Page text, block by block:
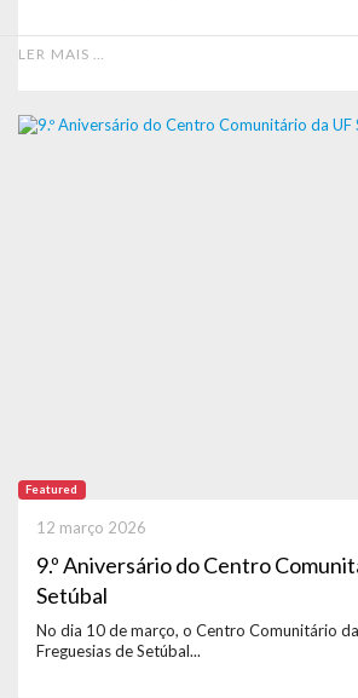
LER MAIS …
Featured
9.º Aniversário do Centro
Setúbal
12 março 2026
No dia 10 de março, o Centro Comunitário
Freguesias de Setúbal...